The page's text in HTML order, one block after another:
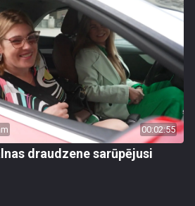
00:02:55
draudzene sarūpējusi